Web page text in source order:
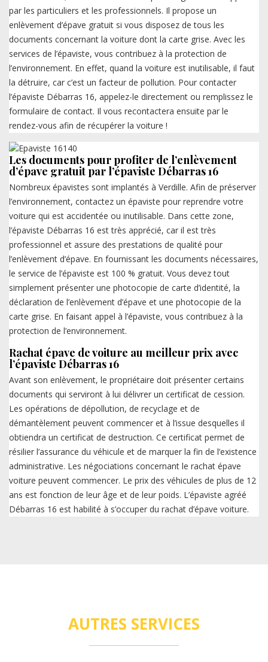
par les particuliers et les professionnels. Il propose un
enlèvement d’épave gratuit si vous disposez de tous les
documents concernant la voiture dont la carte grise. Avec les
services de l’épaviste, vous contribuez à la protection de
l’environnement. En effet, quand la voiture est inutilisable, il faut
la détruire, car c’est un facteur de pollution. Pour contacter
l’épaviste Débarras 16, appelez-le directement ou remplissez le
formulaire de contact. Il vous recontactera ensuite par le
rendez-vous afin de récupérer la voiture !
Les documents pour profiter de l’enlèvement
d’épave gratuit par l’épaviste Débarras 16
Nombreux épavistes sont implantés à Verdille. Afin de préserver
l’environnement, contactez un épaviste pour reprendre votre
voiture qui est accidentée ou inutilisable. Dans cette zone,
l’épaviste Débarras 16 est très apprécié, car il est très
professionnel et assure des prestations de qualité pour
l’enlèvement d’épave. En fournissant les documents nécessaires,
le service de l’épaviste est 100 % gratuit. Vous devez tout
simplement présenter une photocopie de carte d’identité, la
déclaration de l’enlèvement d’épave et une photocopie de la
carte grise. En faisant appel à l’épaviste, vous contribuez à la
protection de l’environnement.
Rachat épave de voiture au meilleur prix avec
l’épaviste Débarras 16
Avant son enlèvement, le propriétaire doit présenter certains
documents qui serviront à lui délivrer un certificat de cession.
Les opérations de dépollution, de recyclage et de
démantèlement peuvent commencer et à l’issue desquelles il
obtiendra un certificat de destruction. Ce certificat permet de
résilier l’assurance du véhicule et de marquer la fin de l’existence
administrative. Les négociations concernant le rachat épave
voiture peuvent commencer. Le prix des véhicules de plus de 12
ans est fonction de leur âge et de leur poids. L’épaviste agréé
Débarras 16 est habilité à s’occuper du rachat d’épave voiture.
AUTRES SERVICES